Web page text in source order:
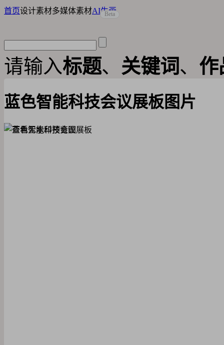
首页设计素材多媒体素材AI生画
Beta
请输入标题、 关键词、 作
蓝色智能科技会议展板图片